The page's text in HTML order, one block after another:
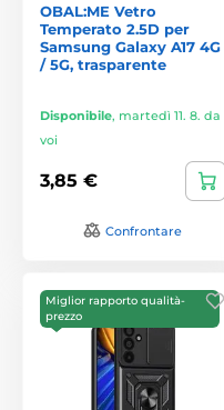
OBAL:ME Vetro
Temperato 2.5D per
Samsung Galaxy A17 4G
/ 5G, trasparente
Disponibile, martedì 11. 8. da
voi
3,85 €
Confrontare
Miglior rapporto qualità-
prezzo